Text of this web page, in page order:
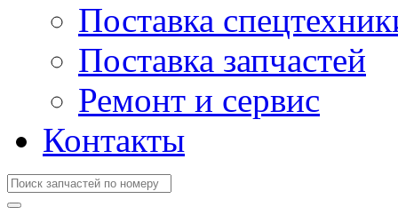
Поставка
Поставка запчастей
Ремонт и сервис
Контакты